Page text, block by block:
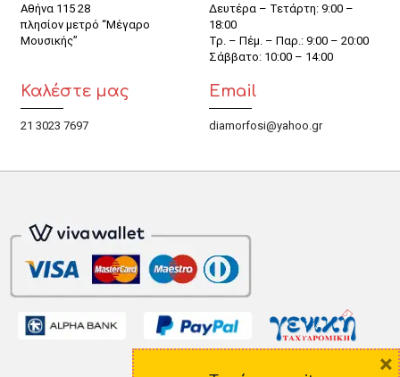
Αθήνα 115 28
πλησίον μετρό “Μέγαρο
Μουσικής”
Δευτέρα – Τετάρτη: 9:00 –
18:00
Τρ. – Πέμ. – Παρ.: 9:00 – 20:00
Σάββατο: 10:00 – 14:00
Καλέστε μας
21 3023 7697
Email
diamorfosi@yahoo.gr
×